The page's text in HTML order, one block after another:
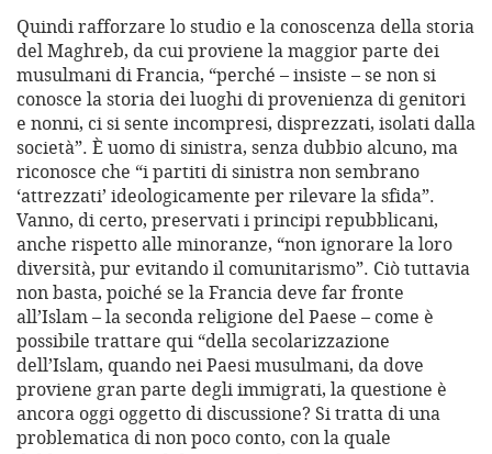
Quindi rafforzare lo studio e la conoscenza della storia
del Maghreb, da cui proviene la maggior parte dei
musulmani di Francia, “perché – insiste – se non si
conosce la storia dei luoghi di provenienza di genitori
e nonni, ci si sente incompresi, disprezzati, isolati dalla
società”. È uomo di sinistra, senza dubbio alcuno, ma
riconosce che “i partiti di sinistra non sembrano
‘attrezzati’ ideologicamente per rilevare la sfida”.
Vanno, di certo, preservati i principi repubblicani,
anche rispetto alle minoranze, “non ignorare la loro
diversità, pur evitando il comunitarismo”. Ciò tuttavia
non basta, poiché se la Francia deve far fronte
all’Islam – la seconda religione del Paese – come è
possibile trattare qui “della secolarizzazione
dell’Islam, quando nei Paesi musulmani, da dove
proviene gran parte degli immigrati, la questione è
ancora oggi oggetto di discussione? Si tratta di una
problematica di non poco conto, con la quale